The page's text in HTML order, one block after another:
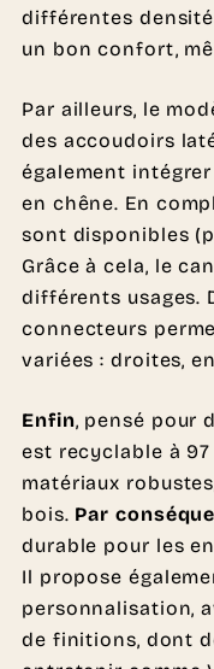
différentes
un bon confort,
Par ailleurs, le
des accoudoirs
également
en chêne. En
sont disponibles
Grâce à cela, le
différents usages.
connecteurs
variées : droites,
Enfin, pensé pour
est recyclable à
matériaux
bois. Par
durable pour les
Il propose
personnalisation,
de finitions, dont